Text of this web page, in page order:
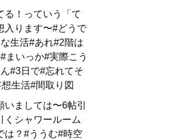
る！っていう「て
入ります〜#どうで
生活#あれ#2階は
まいっか#実際こう
#3日で#忘れてそ
生活#間取り図
いましては〜6帖引
くシャワールーム
は？#ううむ#時空